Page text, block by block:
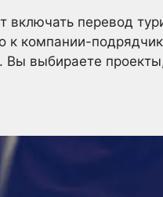
включать перевод
к компании-
Вы выбираете